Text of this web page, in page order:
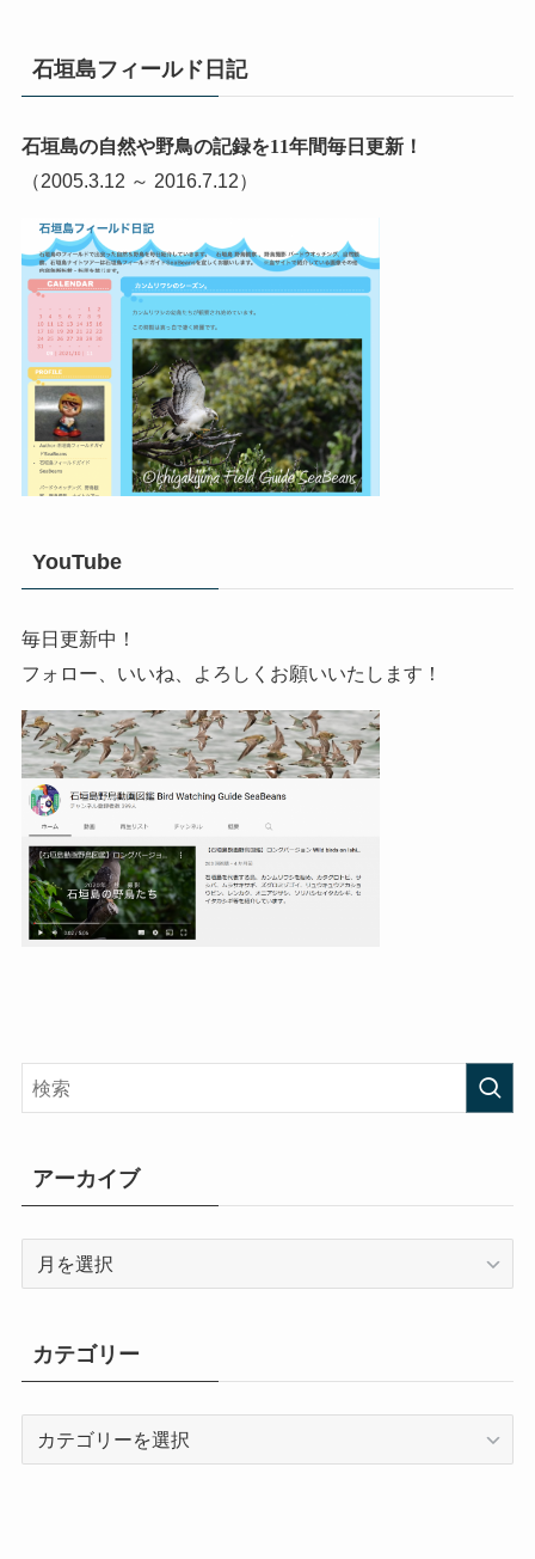
石垣島フィールド日記
石垣島の自然や野鳥の記録を11年間毎日更新！
（2005.3.12 ～ 2016.7.12）
YouTube
毎日更新中！
フォロー、いいね、よろしくお願いいたします！
アーカイブ
ブ
カテゴリー